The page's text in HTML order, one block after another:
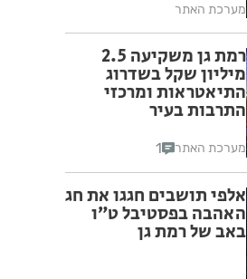
מערכת האתר
רמת גן משקיעה 2.5
מיליון שקל בשדרוג
התיאטראות ומרכזי
התרבות בעיר
מערכת האתר 1
אלפי תושבים חגגו את חג
האהבה בפסטיבל ט״ו
באב של רמת גן